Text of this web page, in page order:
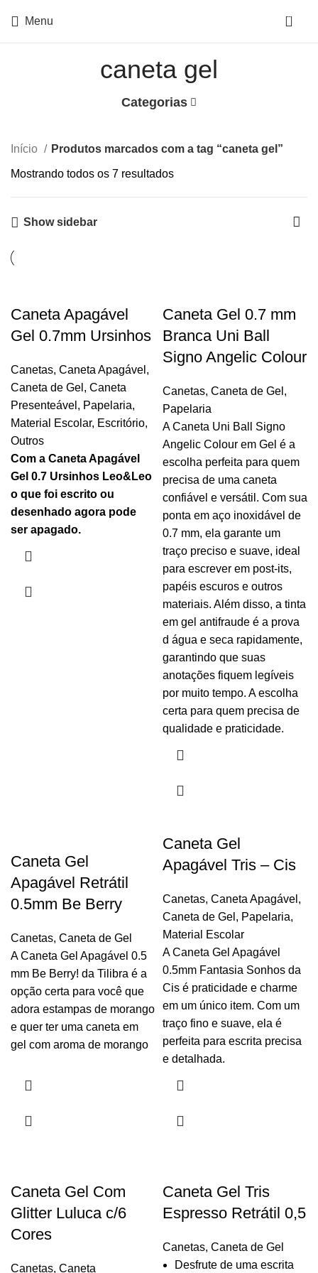
Menu 0
caneta gel
Categorias
Início Produtos marcados com a tag “caneta gel”
Mostrando todos os 7 resultados
Show sidebar
Caneta Apagável
Gel 0.7mm Ursinhos
Canetas, Caneta Apagável ,
Caneta de Gel , Caneta
Presenteável , Papelaria,
Material Escolar, Escritório,
Outros
Com a Caneta Apagável
Gel 0.7 Ursinhos Leo&Leo
o que foi escrito ou
desenhado agora pode
ser apagado.
Caneta Gel 0.7 mm
Branca Uni Ball
Signo Angelic Colour
Canetas, Caneta de Gel ,
Papelaria
A Caneta Uni Ball Signo
Angelic Colour em Gel é a
escolha perfeita para quem
precisa de uma caneta
confiável e versátil. Com sua
ponta em aço inoxidável de
0.7 mm, ela garante um
traço preciso e suave, ideal
para escrever em post-its,
papéis escuros e outros
materiais. Além disso, a tinta
em gel antifraude é a prova
d água e seca rapidamente,
garantindo que suas
anotações fiquem legíveis
por muito tempo. A escolha
certa para quem precisa de
qualidade e praticidade.
Caneta Gel
Apagável Retrátil
0.5mm Be Berry
Canetas, Caneta de Gel
A Caneta Gel Apagável 0.5
mm Be Berry! da Tilibra é a
opção certa para você que
adora estampas de morango
e quer ter uma caneta em
gel com aroma de morango
Caneta Gel
Apagável Tris – Cis
Canetas, Caneta Apagável ,
Caneta de Gel , Papelaria,
Material Escolar
A Caneta Gel Apagável
0.5mm Fantasia Sonhos da
Cis é praticidade e charme
em um único item. Com um
traço fino e suave, ela é
perfeita para escrita precisa
e detalhada.
Caneta Gel Com
Glitter Luluca c/6
Cores
Canetas, Caneta
Caneta Gel Tris
Espresso Retrátil 0,5
Canetas, Caneta de Gel
Desfrute de uma escrita